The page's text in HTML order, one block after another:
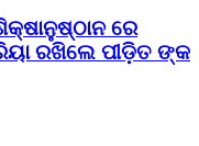
ରେ
ରଖିଲେ ପୀଡ଼ିତ ଙ୍କ